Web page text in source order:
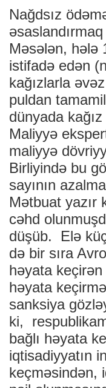
Nağdsız
Məsələn, hələ
istifadə edən
kağızlarla
puldan
dünyada
Maliyyə
maliyyə
Birliyində bu
sayının
Mətbuat yazır
cəhd
düşüb. Elə
də bir sıra
həyata keçirən
həyata
sanksiya
ki,
bağlı həyata
iqtisadiyyatın
keçməsindən,